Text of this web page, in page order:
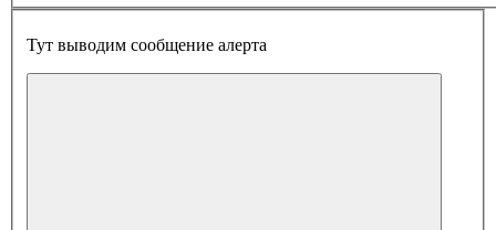
Тут выводим сообщение алерта